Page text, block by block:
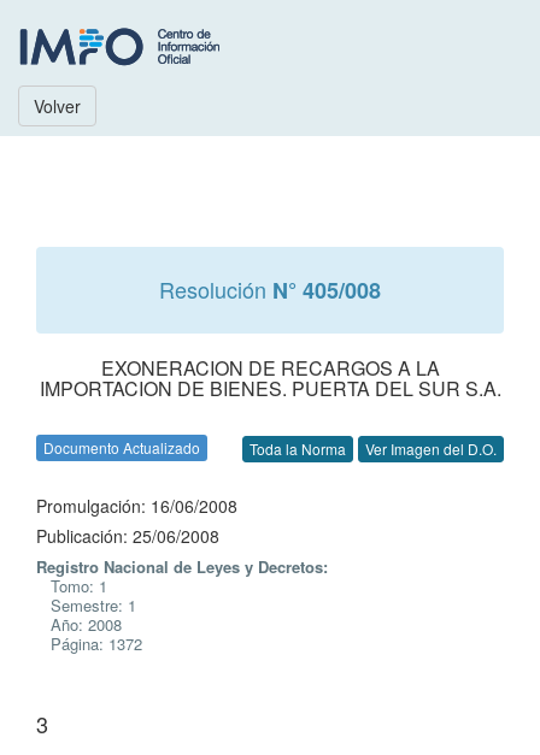
Volver
Resolución N° 405/008
EXONERACION DE RECARGOS A LA
IMPORTACION DE BIENES. PUERTA DEL SUR S.A.
Documento Actualizado Toda la Norma Ver Imagen del D.O.
Promulgación: 16/06/2008
Publicación: 25/06/2008
Registro Nacional de Leyes y Decretos:
Tomo: 1
Semestre: 1
Año: 2008
Página: 1372
3